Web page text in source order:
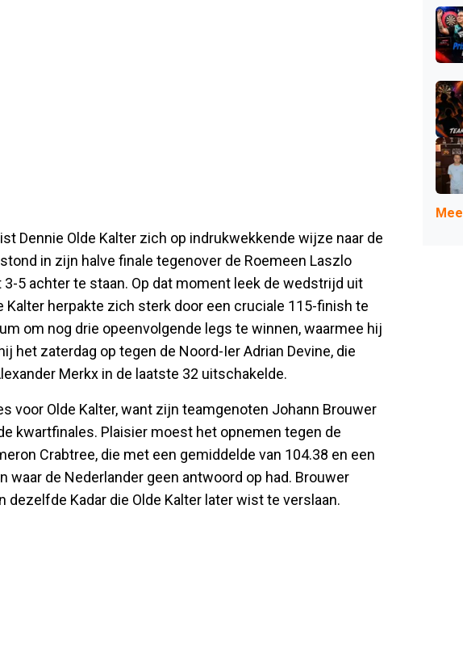
Dennie Olde Kalter zich op indrukwekkende wijze naar de
in zijn halve finale tegenover de Roemeen Laszlo
3-5 achter te staan. Op dat moment leek de wedstrijd uit
Kalter herpakte zich sterk door een cruciale 115-finish te
om nog drie opeenvolgende legs te winnen, waarmee hij
het zaterdag op tegen de Noord-Ier Adrian Devine, die
Merkx in de laatste 32 uitschakelde.
voor Olde Kalter, want zijn teamgenoten Johann Brouwer
kwartfinales. Plaisier moest het opnemen tegen de
Crabtree, die met een gemiddelde van 104.38 en een
waar de Nederlander geen antwoord op had. Brouwer
Kadar die Olde Kalter later wist te verslaan.